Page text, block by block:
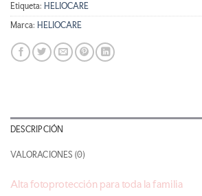
Etiqueta: HELIOCARE
Marca: HELIOCARE
DESCRIPCIÓN
VALORACIONES (0)
Alta fotoprotección para toda la familia